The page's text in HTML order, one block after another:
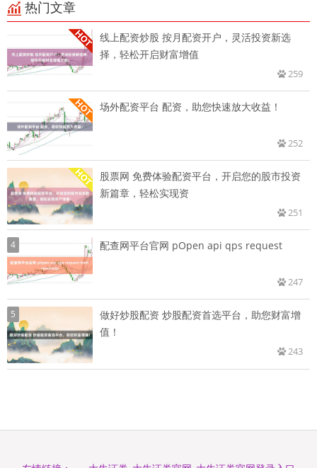
热门文章
线上配资炒股 按月配资开户，灵活投资新选
择，轻松开启财富增值
259
场外配资平台 配资，助您快速放大收益！
252
股票网 免费体验配资平台，开启您的股市投资
新篇章，轻松实现资
251
4 配查网平台官网 pOpen api qps request
247
5
做好炒股配资 炒股配资首选平台，助您财富增
值！
243